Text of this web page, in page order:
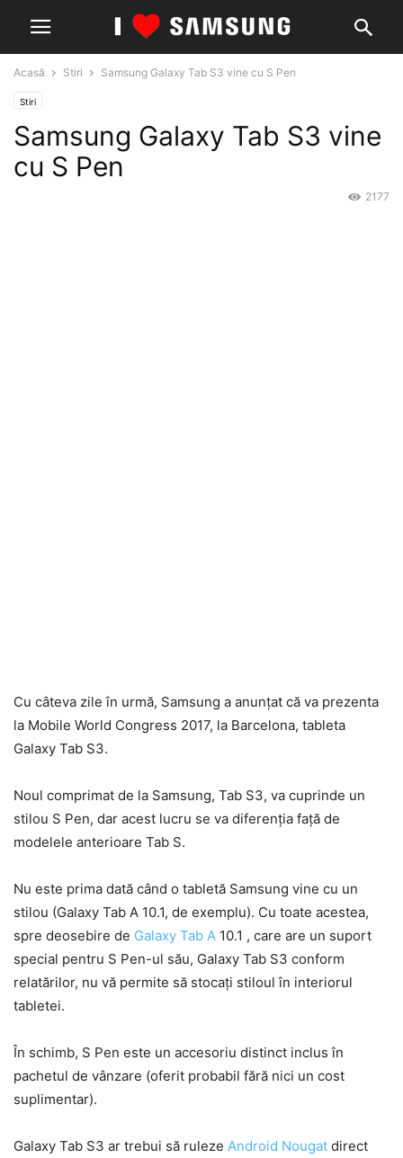
Acasă Stiri Samsung Galaxy Tab S3 vine cu S Pen
Stiri
Samsung Galaxy Tab S3 vine
cu S Pen
2177
Cu câteva zile în urmă, Samsung a anunțat că va prezenta
la Mobile World Congress 2017, la Barcelona, tableta
Galaxy Tab S3.
Noul comprimat de la Samsung, Tab S3, va cuprinde un
stilou S Pen, dar acest lucru se va diferenția față de
modelele anterioare Tab S.
Nu este prima dată când o tabletă Samsung vine cu un
stilou (Galaxy Tab A 10.1, de exemplu). Cu toate acestea,
spre deosebire de Galaxy Tab A 10.1 , care are un suport
special pentru S Pen-ul său, Galaxy Tab S3 conform
relatărilor, nu vă permite să stocați stiloul în interiorul
tabletei.
În schimb, S Pen este un accesoriu distinct inclus în
pachetul de vânzare (oferit probabil fără nici un cost
suplimentar).
Galaxy Tab S3 ar trebui să ruleze Android Nougat direct